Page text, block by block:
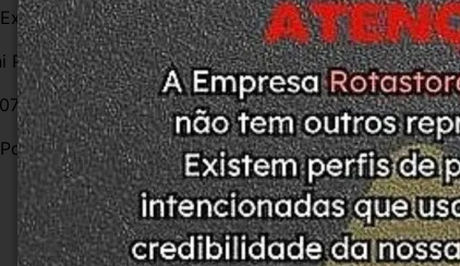
Pajero Tr4
Traseira Direita